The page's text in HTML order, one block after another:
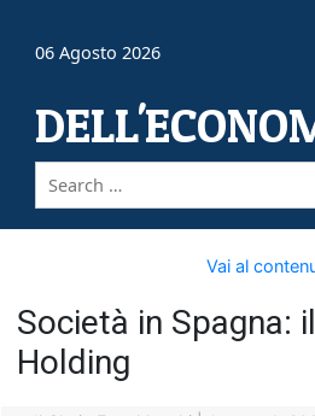
06 Agosto 2026
Vai al
Società in Spagna:
Holding